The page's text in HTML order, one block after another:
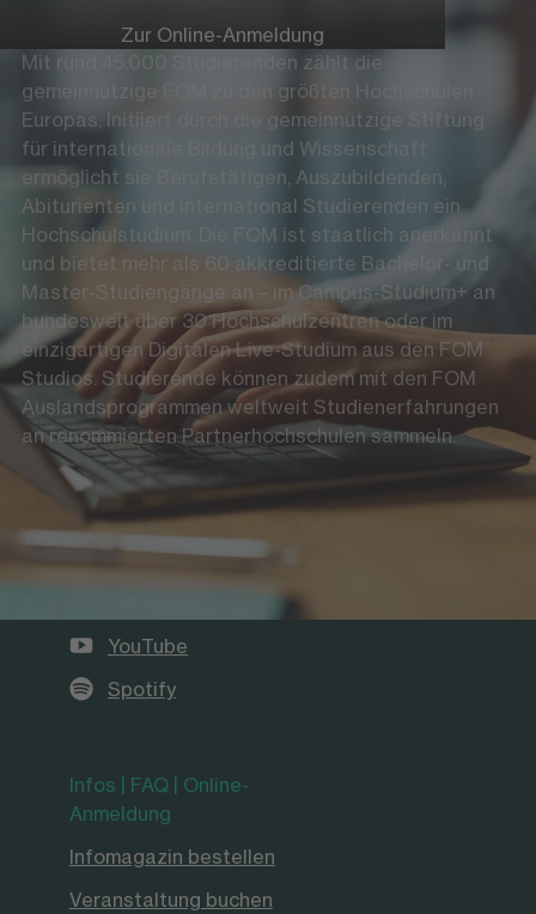
Zur Online-Anmeldung
Mit rund 45.000 Studierenden zählt die
gemeinnützige FOM zu den größten Hochschulen
Europas. Initiiert durch die gemeinnützige Stiftung
für internationale Bildung und Wissenschaft
ermöglicht sie Berufstätigen, Auszubildenden,
Abiturienten und international Studierenden ein
Hochschulstudium. Die FOM ist staatlich anerkannt
und bietet mehr als 60 akkreditierte Bachelor- und
Master-Studiengänge an – im Campus-Studium+ an
bundesweit über 30 Hochschulzentren oder im
einzigartigen Digitalen Live-Studium aus den FOM
Studios. Studierende können zudem mit den FOM
Auslandsprogrammen weltweit Studienerfahrungen
an renommierten Partnerhochschulen sammeln.
Die FOM auf Social Media
LinkedIn
YouTube
Spotify
Infos | FAQ | Online-
Anmeldung
Infomagazin bestellen
Veranstaltung buchen